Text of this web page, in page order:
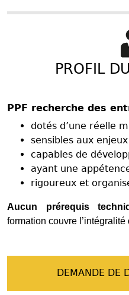
PROFIL
PPF recherche des
dotés d’une réelle
sensibles aux
capables de
ayant une
rigoureux et
Aucun prérequis
formation couvre
DEMANDE DE